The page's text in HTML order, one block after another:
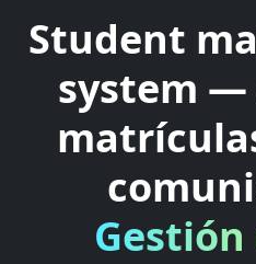
Student
system —
Gestión